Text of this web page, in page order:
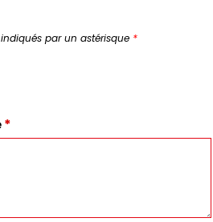
par un astérisque *
*